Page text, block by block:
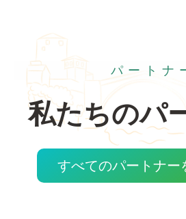
パートナ
私たちのパ
すべてのパートナー